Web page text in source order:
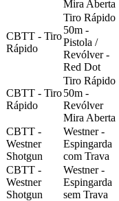
Mira Aberta
CBTT - Tiro
Rápido
Tiro Rápido
50m -
Pistola /
Revólver -
Red Dot
CBTT - Tiro
Rápido
Tiro Rápido
50m -
Revólver
Mira Aberta
CBTT -
Westner
Shotgun
Westner -
Espingarda
com Trava
CBTT -
Westner
Shotgun
Westner -
Espingarda
sem Trava